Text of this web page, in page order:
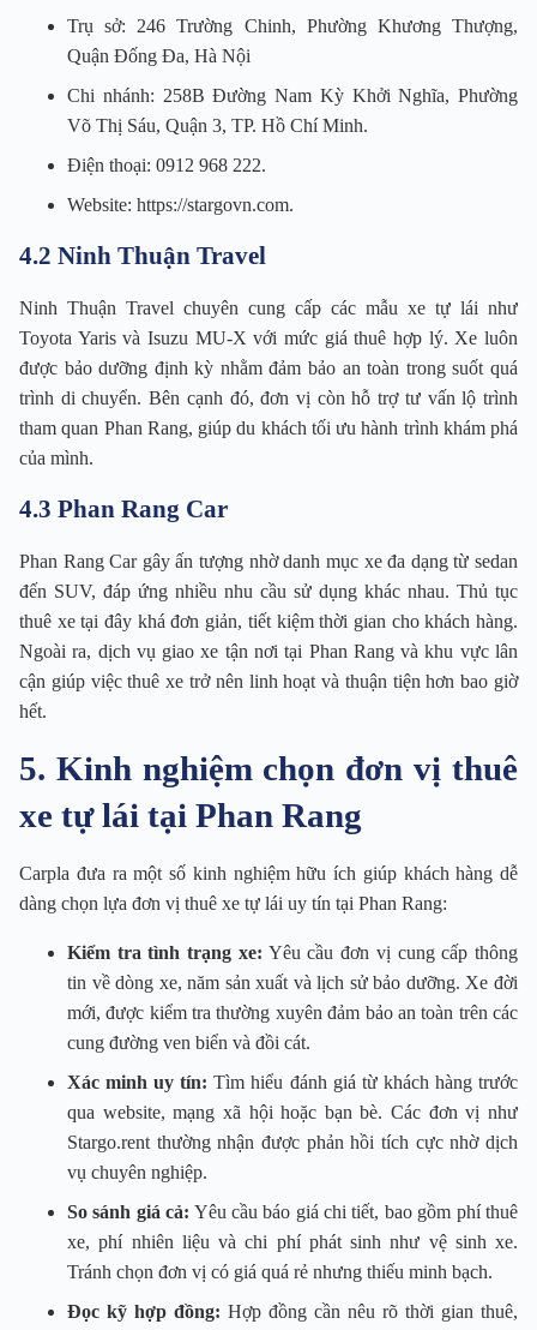
Trụ sở: 246 Trường Chinh, Phường Khương Thượng,
Quận Đống Đa, Hà Nội
Chi nhánh: 258B Đường Nam Kỳ Khởi Nghĩa, Phường
Võ Thị Sáu, Quận 3, TP. Hồ Chí Minh.
Điện thoại: 0912 968 222.
Website: https://stargovn.com.
4.2 Ninh Thuận Travel
Ninh Thuận Travel chuyên cung cấp các mẫu xe tự lái như
Toyota Yaris và Isuzu MU-X với mức giá thuê hợp lý. Xe luôn
được bảo dưỡng định kỳ nhằm đảm bảo an toàn trong suốt quá
trình di chuyển. Bên cạnh đó, đơn vị còn hỗ trợ tư vấn lộ trình
tham quan Phan Rang, giúp du khách tối ưu hành trình khám phá
của mình.
4.3 Phan Rang Car
Phan Rang Car gây ấn tượng nhờ danh mục xe đa dạng từ sedan
đến SUV, đáp ứng nhiều nhu cầu sử dụng khác nhau. Thủ tục
thuê xe tại đây khá đơn giản, tiết kiệm thời gian cho khách hàng.
Ngoài ra, dịch vụ giao xe tận nơi tại Phan Rang và khu vực lân
cận giúp việc thuê xe trở nên linh hoạt và thuận tiện hơn bao giờ
hết.
5. Kinh nghiệm chọn đơn vị thuê
xe tự lái tại Phan Rang
Carpla đưa ra một số kinh nghiệm hữu ích giúp khách hàng dễ
dàng chọn lựa đơn vị thuê xe tự lái uy tín tại Phan Rang:
Kiểm tra tình trạng xe: Yêu cầu đơn vị cung cấp thông
tin về dòng xe, năm sản xuất và lịch sử bảo dưỡng. Xe đời
mới, được kiểm tra thường xuyên đảm bảo an toàn trên các
cung đường ven biển và đồi cát.
Xác minh uy tín: Tìm hiểu đánh giá từ khách hàng trước
qua website, mạng xã hội hoặc bạn bè. Các đơn vị như
Stargo.rent thường nhận được phản hồi tích cực nhờ dịch
vụ chuyên nghiệp.
So sánh giá cả: Yêu cầu báo giá chi tiết, bao gồm phí thuê
xe, phí nhiên liệu và chi phí phát sinh như vệ sinh xe.
Tránh chọn đơn vị có giá quá rẻ nhưng thiếu minh bạch.
Đọc kỹ hợp đồng: Hợp đồng cần nêu rõ thời gian thuê,